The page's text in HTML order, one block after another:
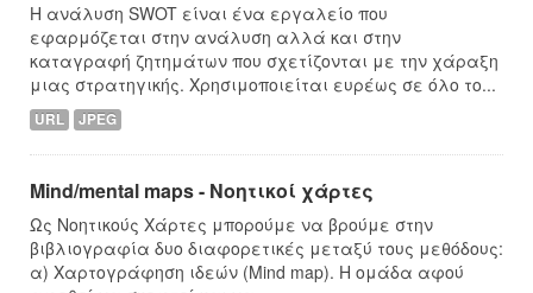
Η ανάλυση SWOT είναι ένα εργαλείο που
εφαρμόζεται στην ανάλυση αλλά και στην
καταγραφή ζητημάτων που σχετίζονται με την χάραξη
μιας στρατηγικής. Χρησιμοποιείται ευρέως σε όλο το...
URL JPEG
Mind/mental maps - Νοητικοί χάρτες
Ως Νοητικούς Χάρτες μπορούμε να βρούμε στην
βιβλιογραφία δυο διαφορετικές μεταξύ τους μεθόδους:
α) Χαρτογράφηση ιδεών (Mind map). Η ομάδα αφού